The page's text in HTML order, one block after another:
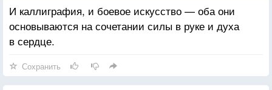
И каллиграфия, и боевое искусство — оба они
основываются на сочетании силы в руке и духа
в сердце.
Сохранить